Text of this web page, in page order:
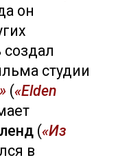
он
создал
студии
(«Elden
(«Из
в